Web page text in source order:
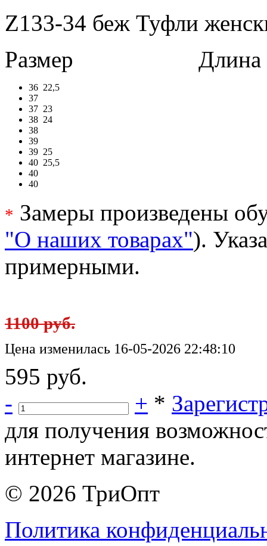
Z133-34 беж Туфли
Размер
Длина в
36 22,5
37
37 23
38 24
38
39
39 25
40 25,5
40
40
* Замеры произведены
"О наших товарах").
примерными.
1100 руб.
Цена изменилась 16-05-2026 22:48:10
595 руб.
-
+ *
для получения
интернет магазине.
© 2026 ТриОпт
Политика